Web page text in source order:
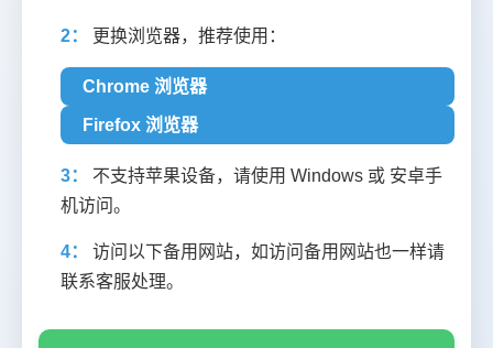
2： 更换浏览器，推荐使用：
Chrome 浏览器
Firefox 浏览器
3：
不支持苹果设备，请使用 Windows 或 安卓手
机访问。
4：
访问以下备用网站，如访问备用网站也一样请
联系客服处理。